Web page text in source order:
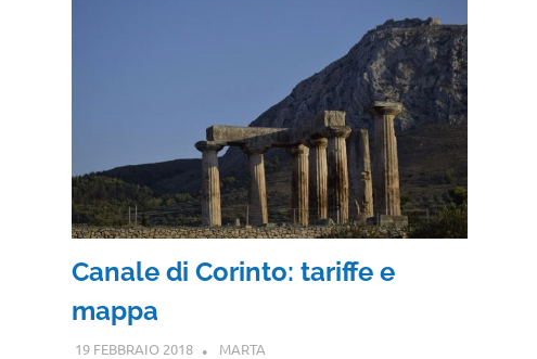
Canale di Corinto: tariffe e
mappa
19 FEBBRAIO 2018 MARTA